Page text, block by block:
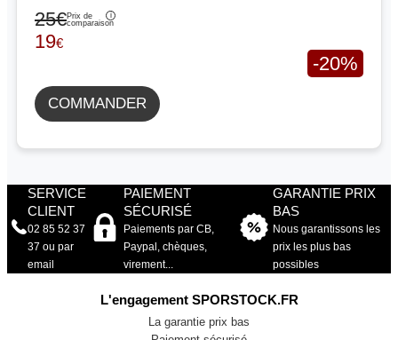
25€Prix de
comparaison
19€
-20%
COMMANDER
SERVICE
CLIENT
02 85 52 37
37 ou par
email
PAIEMENT
SÉCURISÉ
Paiements par CB,
Paypal, chèques,
virement...
GARANTIE PRIX
BAS
Nous garantissons les
prix les plus bas
possibles
L'engagement SPORSTOCK.FR
La garantie prix bas